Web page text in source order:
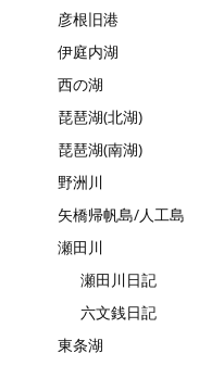
彦根旧港
伊庭内湖
西の湖
琵琶湖(北湖)
琵琶湖(南湖)
野洲川
矢橋帰帆島/人工島
瀬田川
瀬田川日記
六文銭日記
東条湖